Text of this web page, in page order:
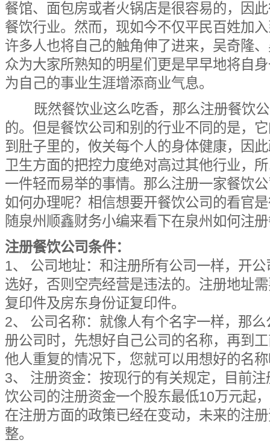
餐馆、面包房或者火锅店是很容易的，因
餐饮行业。然而，现如今不仅平民百姓加
许多人也将自己的触角伸了进来，吴奇隆
众为大家所熟知的明星们更是早早地将自
为自己的事业生涯增添商业气息。
既然餐饮业这么吃香，那么注册餐饮公
的。但是餐饮公司和别的行业不同的是，
到肚子里的，攸关每个人的身体健康，因
卫生方面的把控力度绝对高过其他行业，
一件轻而易举的事情。那么注册一家餐饮
如何办理呢？相信想要开餐饮公司的看官
随泉州顺鑫财务小编来看下在泉州如何注
注册餐饮公司条件：
1、 公司地址：和注册所有公司一样，开
选好，否则空壳经营是违法的。注册地址
复印件及房东身份证复印件。
2、 公司名称：就像人有个名字一样，那
册公司时，先想好自己公司的名称，再到
他人重复的情况下，您就可以用想好的名
3、 注册资金：按现行的有关规定，目前
饮公司的注册资金一个股东最低10万元起
在注册方面的政策已经在变动，未来的注
整。